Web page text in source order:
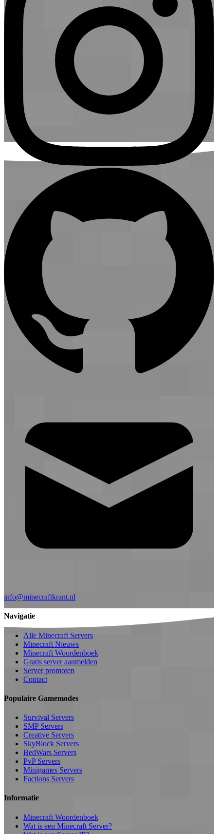
info@minecraftkrant.nl
Navigatie
Alle Minecraft Servers
Minecraft Nieuws
Minecraft Woordenboek
Gratis server aanmelden
Server promoten
Contact
Populaire Gamemodes
Survival Servers
SMP Servers
Creative Servers
SkyBlock Servers
BedWars Servers
PvP Servers
Minigames Servers
Factions Servers
Informatie
Minecraft Woordenboek
Wat is een Minecraft Server?